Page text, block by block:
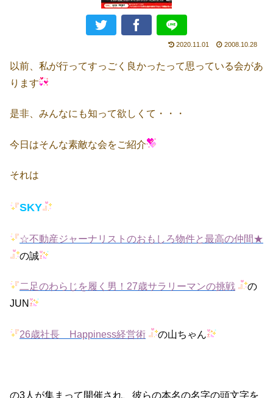
2020.11.01 2008.10.28
以前、私が行ってすっごく良かったって思っている会があ
ります
是非、みんなにも知って欲しくて・・・
今日はそんな素敵な会をご紹介
それは
SKY
☆不動産ジャーナリストのおもしろ物件と最高の仲間★
の誠
二足のわらじを履く男！27歳サラリーマンの挑戦
の
JUN
26歳社長 Happiness経営術 の山ちゃん
の3人が集まって開催され、彼らの本名の名字の頭文字を